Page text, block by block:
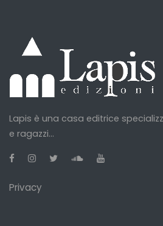
Lapis è una casa editrice
e ragazzi...
Privacy